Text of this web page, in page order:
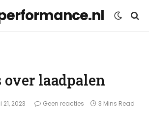
over laadpalen
21, 2023 Geen reacties 3 Mins Read